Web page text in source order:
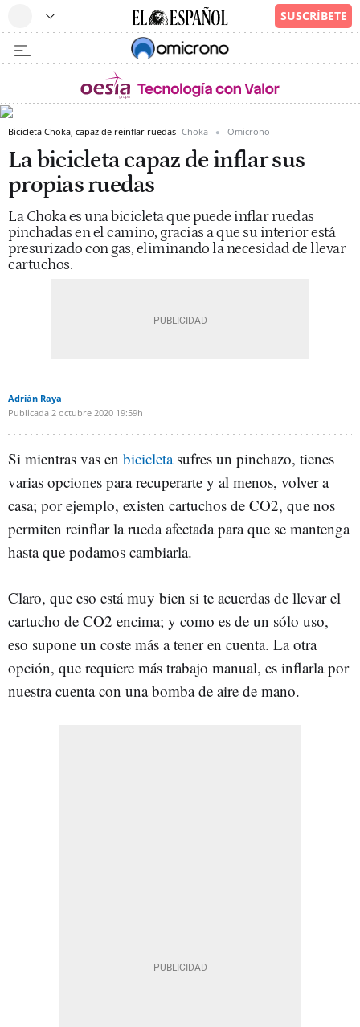
Bicicleta Choka, capaz de reinflar ruedas Choka Omicrono
La bicicleta capaz de inflar sus
propias ruedas
La Choka es una bicicleta que puede inflar ruedas
pinchadas en el camino, gracias a que su interior está
presurizado con gas, eliminando la necesidad de llevar
cartuchos.
Adrián Raya
Publicada 2 octubre 2020 19:59h
Si mientras vas en bicicletasufres un pinchazo, tienes
varias opciones para recuperarte y al menos, volver a
casa; por ejemplo, existen cartuchos de CO2, que nos
permiten reinflar la rueda afectada para que se mantenga
hasta que podamos cambiarla.
Claro, que eso está muy bien si te acuerdas de llevar el
cartucho de CO2 encima; y como es de un sólo uso,
eso supone un coste más a tener en cuenta. La otra
opción, que requiere más trabajo manual, es inflarla por
nuestra cuenta con una bomba de aire de mano.